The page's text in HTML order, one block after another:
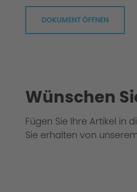
Scope of delivery
DOKUMENT ÖFFNEN
Wünschen
Fügen Sie Ihre Artikel in
Sie erhalten von